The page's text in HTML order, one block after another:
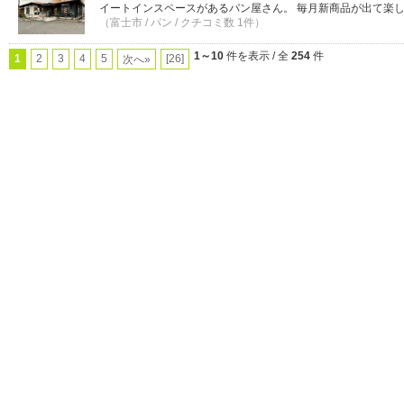
イートインスペースがあるパン屋さん。 毎月新商品が出て楽
（富士市 / パン / クチコミ数 1件）
1 2 3 4 5 次へ» [26] 1～10 件を表示 / 全 254 件